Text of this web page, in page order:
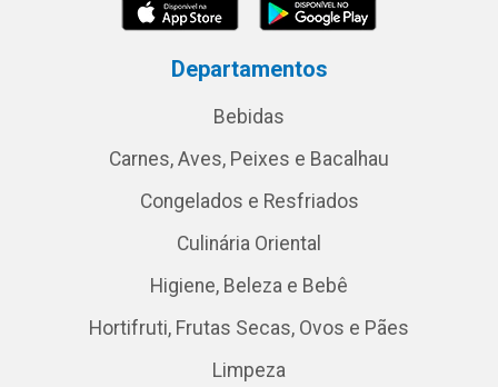
Departamentos
Bebidas
Carnes, Aves, Peixes e Bacalhau
Congelados e Resfriados
Culinária Oriental
Higiene, Beleza e Bebê
Hortifruti, Frutas Secas, Ovos e Pães
Limpeza